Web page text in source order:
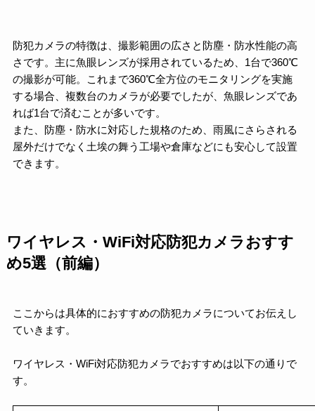
防犯カメラの特徴は、撮影範囲の広さと防塵・防水性能の高
さです。主に魚眼レンズが採用されているため、1台で360℃
の撮影が可能。これまで360℃全方位のモニタリングを実施
する場合、複数台のカメラが必要でしたが、魚眼レンズであ
れば1台で済むことが多いです。
また、防塵・防水に対応した規格のため、雨風にさらされる
屋外だけでなく土埃の舞う工場や倉庫などにも安心して設置
できます。
ワイヤレス・WiFi対応防犯カメラおすす
め5選（前編）
ここからは具体的におすすめの防犯カメラについてお伝えし
ていきます。
ワイヤレス・WiFi対応防犯カメラでおすすめは以下の通りで
す。